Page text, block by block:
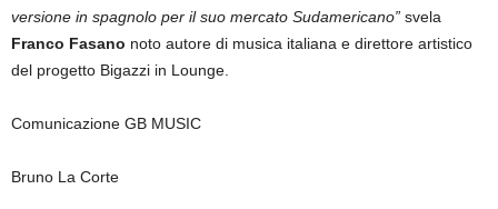
versione in spagnolo per il suo mercato Sudamericano” svela
Franco Fasano noto autore di musica italiana e direttore artistico
del progetto Bigazzi in Lounge.
Comunicazione GB MUSIC
Bruno La Corte